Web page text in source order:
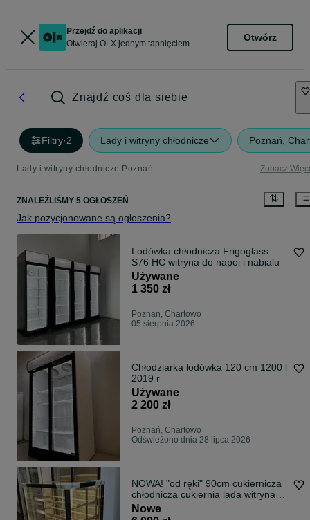
Przejdź do aplikacji
Otwieraj OLX jednym tapnięciem
Otwórz
Znajdź coś dla siebie
Filtry·2 Lady i witryny chłodnicze Poznań,
Lady i witryny chłodnicze Poznań Zobacz
ZNALEŹLIŚMY 5 OGŁOSZEŃ
Jak pozycjonowane są ogłoszenia?
Lodówka chłodnicza Frigoglass
S76 HC witryna do napoi i nabialu
Używane
1 350 zł
Poznań, Chartowo
05 sierpnia 2026
Chłodziarka lodówka 120 cm 1200 l
2019 r
Używane
2 200 zł
Poznań, Chartowo
Odświeżono dnia 28 lipca 2026
NOWA! "od ręki" 90cm cukiernicza
chłodnicza cukiernia lada witryna
DOSTAWA cały kraj na ciasta
lodówka cena BRUTTO
Nowe